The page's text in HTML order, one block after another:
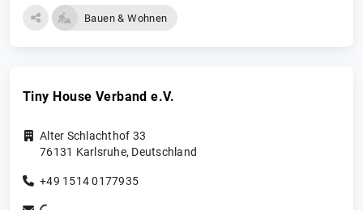
Bauen & Wohnen
Tiny House Verband e.V.
Alter Schlachthof 33
76131 Karlsruhe, Deutschland
+49 1514 0177935